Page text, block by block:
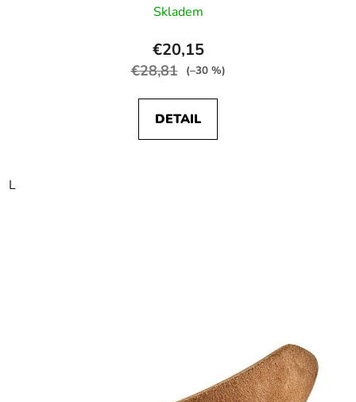
Skladem
€20,15
€28,81 (–30 %)
DETAIL
L